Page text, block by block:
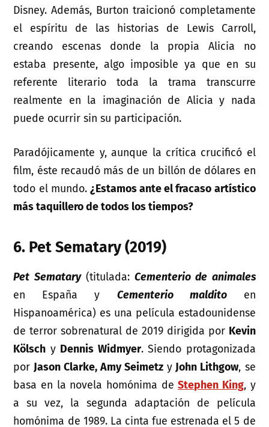
Disney. Además, Burton traicionó completamente
el espíritu de las historias de Lewis Carroll,
creando escenas donde la propia Alicia no
estaba presente, algo imposible ya que en su
referente literario toda la trama transcurre
realmente en la imaginación de Alicia y nada
puede ocurrir sin su participación.
Paradójicamente y, aunque la crítica crucificó el
film, éste recaudó más de un billón de dólares en
todo el mundo. ¿Estamos ante el fracaso artístico
más taquillero de todos los tiempos?
6. Pet Sematary (2019)
Pet Sematary(titulada:Cementerio de animales
en España y Cementerio malditoen
Hispanoamérica) es una película estadounidense
de terror sobrenatural de 2019 dirigida por Kevin
Kölsch y Dennis Widmyer. Siendo protagonizada
por Jason Clarke, Amy Seimetz y John Lithgow, se
basa en la novela homónima deStephen King, y
a su vez, la segunda adaptación de película
homónima de 1989. La cinta fue estrenada el 5 de